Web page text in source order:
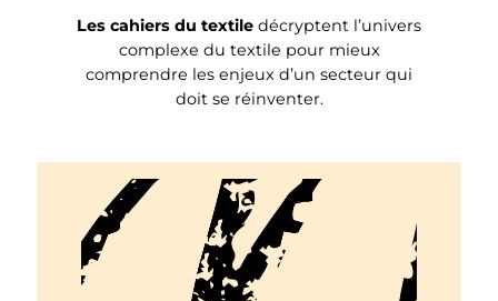
Les cahiers du textile décryptent l’univers
complexe du textile pour mieux
comprendre les enjeux d’un secteur qui
doit se réinventer.